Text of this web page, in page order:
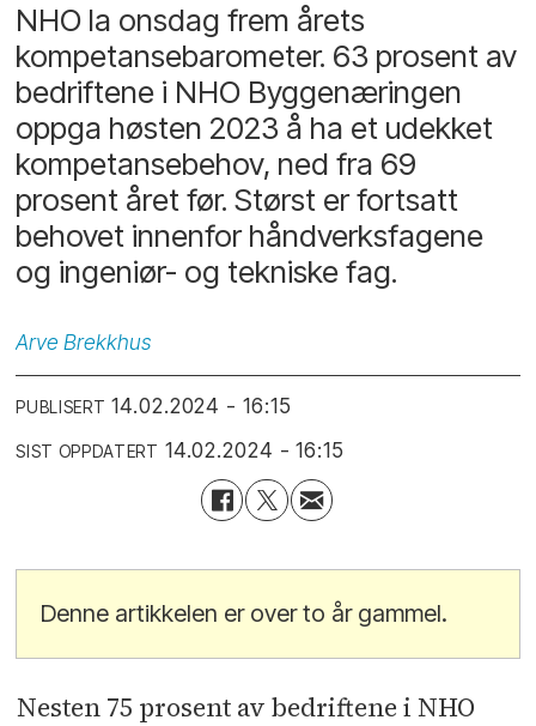
NHO la onsdag frem årets
kompetansebarometer. 63 prosent av
bedriftene i NHO Byggenæringen
oppga høsten 2023 å ha et udekket
kompetansebehov, ned fra 69
prosent året før. Størst er fortsatt
behovet innenfor håndverksfagene
og ingeniør- og tekniske fag.
Arve Brekkhus
PUBLISERT 14.02.2024 - 16:15
SIST OPPDATERT 14.02.2024 - 16:15
Denne artikkelen er over to år gammel.
Nesten 75 prosent av bedriftene i NHO